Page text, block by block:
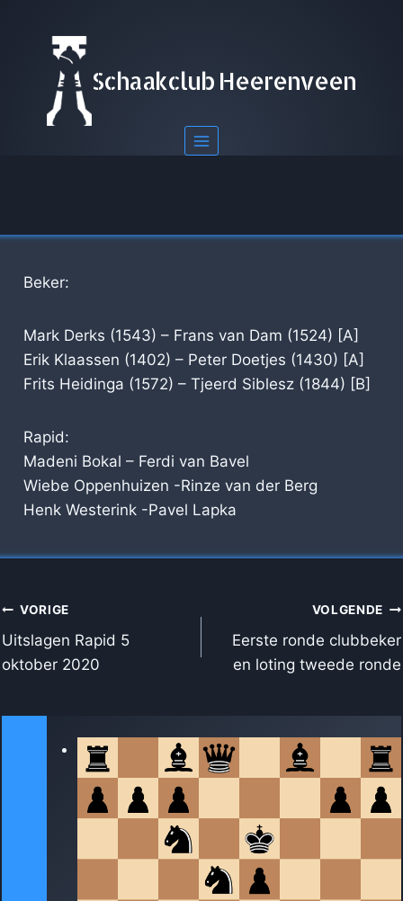
Schaakclub Heerenveen
Beker:
Mark Derks (1543) – Frans van Dam (1524) [A]
Erik Klaassen (1402) – Peter Doetjes (1430) [A]
Frits Heidinga (1572) – Tjeerd Siblesz (1844) [B]
Rapid:
Madeni Bokal – Ferdi van Bavel
Wiebe Oppenhuizen -Rinze van der Berg
Henk Westerink -Pavel Lapka
BERICHT
NAVIGATIE
VORIGE
Uitslagen Rapid 5
oktober 2020
VOLGENDE
Eerste ronde clubbeker
en loting tweede ronde